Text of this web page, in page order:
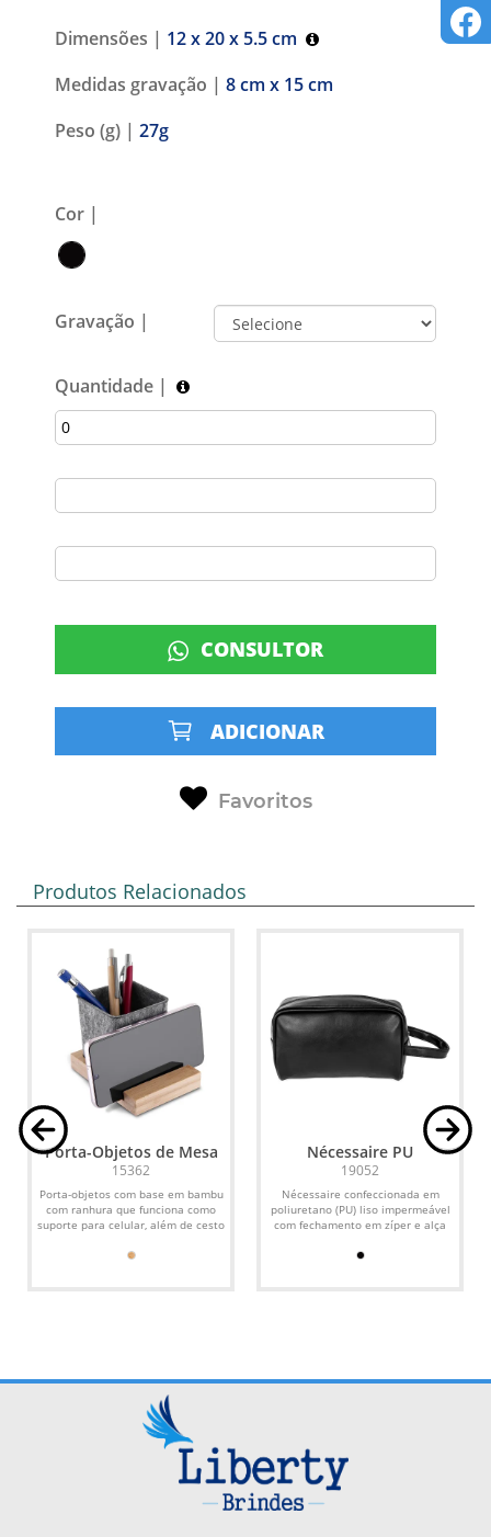
Dimensões | 12 x 20 x 5.5 cm
Medidas gravação | 8 cm x 15 cm
Peso (g) | 27g
Cor |
Gravação |
Quantidade |
CONSULTOR
ADICIONAR
Favoritos
Produtos Relacionados
Porta-Objetos de Mesa
15362
Porta-objetos com base em bambu
com ranhura que funciona como
suporte para celular, além de cesto
Nécessaire PU
19052
Nécessaire confeccionada em
poliuretano (PU) liso impermeável
com fechamento em zíper e alça